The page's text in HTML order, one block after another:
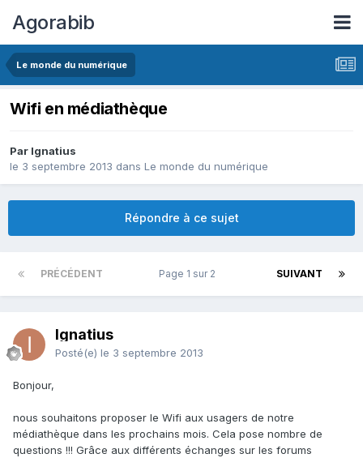
Agorabib
Le monde du numérique
Wifi en médiathèque
Par Ignatius
le 3 septembre 2013 dans Le monde du numérique
Répondre à ce sujet
PRÉCÉDENT SUIVANT
Page 1 sur 2
Ignatius
Posté(e) le 3 septembre 2013
Bonjour,
nous souhaitons proposer le Wifi aux usagers de notre
médiathèque dans les prochains mois. Cela pose nombre de
questions !!! Grâce aux différents échanges sur les forums